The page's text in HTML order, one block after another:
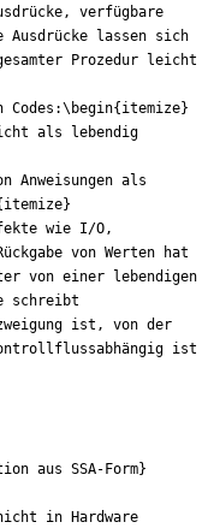
verfügbare
Ausdrücke lassen sich
Prozedur leicht
\begin{ itemize}
als lebendig
Anweisungen als
itemize}
wie I/O,
von einer lebendigen
ist, von der
aus SSA-Form}
in Hardware